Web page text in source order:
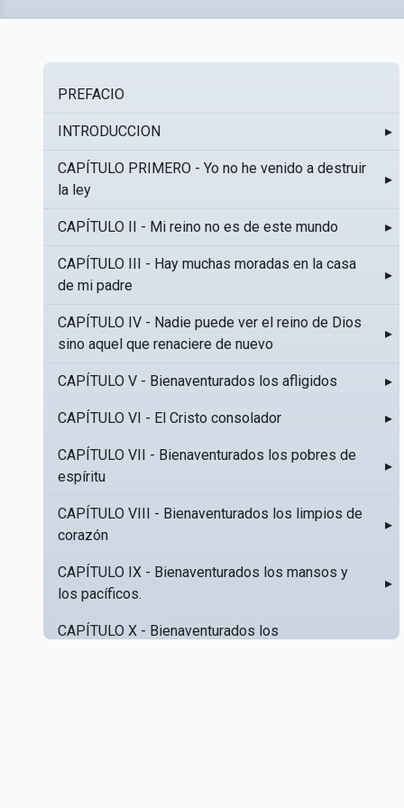
PREFACIO
INTRODUCCION ▸
CAPÍTULO PRIMERO - Yo no he venido a destruir
la ley
▸
CAPÍTULO II - Mi reino no es de este mundo ▸
CAPÍTULO III - Hay muchas moradas en la casa
de mi padre
▸
CAPÍTULO IV - Nadie puede ver el reino de Dios
sino aquel que renaciere de nuevo
▸
CAPÍTULO V - Bienaventurados los afligidos ▸
CAPÍTULO VI - El Cristo consolador ▸
CAPÍTULO VII - Bienaventurados los pobres de
espíritu
▸
CAPÍTULO VIII - Bienaventurados los limpios de
corazón
▸
CAPÍTULO IX - Bienaventurados los mansos y
los pacíficos.
▸
CAPÍTULO X - Bienaventurados los
▸